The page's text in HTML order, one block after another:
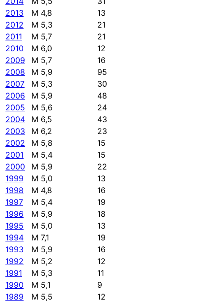
2013
M 4,8
13
2012
M 5,3
21
2011
M 5,7
21
2010
M 6,0
12
2009
M 5,7
16
2008
M 5,9
95
2007
M 5,3
30
2006
M 5,9
48
2005
M 5,6
24
2004
M 6,5
43
2003
M 6,2
23
2002
M 5,8
15
2001
M 5,4
15
2000
M 5,9
22
1999
M 5,0
13
1998
M 4,8
16
1997
M 5,4
19
1996
M 5,9
18
1995
M 5,0
13
1994
M 7,1
19
1993
M 5,9
16
1992
M 5,2
12
1991
M 5,3
11
1990
M 5,1
9
1989
M 5,5
12